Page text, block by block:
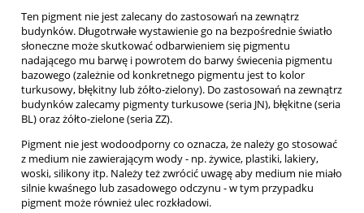
Ten pigment nie jest zalecany do zastosowań na zewnątrz
budynków. Długotrwałe wystawienie go na bezpośrednie światło
słoneczne może skutkować odbarwieniem się pigmentu
nadającego mu barwę i powrotem do barwy świecenia pigmentu
bazowego (zależnie od konkretnego pigmentu jest to kolor
turkusowy, błękitny lub żółto-zielony). Do zastosowań na zewnątrz
budynków zalecamy pigmenty turkusowe (seria JN), błękitne (seria
BL) oraz żółto-zielone (seria ZZ).
Pigment nie jest wodoodporny co oznacza, że należy go stosować
z medium nie zawierającym wody - np. żywice, plastiki, lakiery,
woski, silikony itp. Należy też zwrócić uwagę aby medium nie miało
silnie kwaśnego lub zasadowego odczynu - w tym przypadku
pigment może również ulec rozkładowi.